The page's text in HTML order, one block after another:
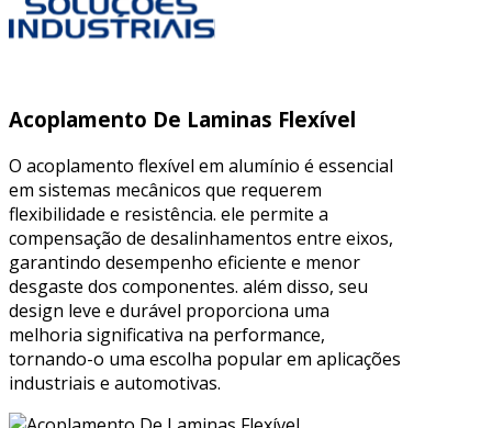
Acoplamento De Laminas Flexível
O acoplamento flexível em alumínio é essencial
em sistemas mecânicos que requerem
flexibilidade e resistência. ele permite a
compensação de desalinhamentos entre eixos,
garantindo desempenho eficiente e menor
desgaste dos componentes. além disso, seu
design leve e durável proporciona uma
melhoria significativa na performance,
tornando-o uma escolha popular em aplicações
industriais e automotivas.